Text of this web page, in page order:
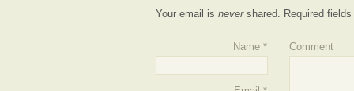
Your email isnevershared. Required
Name * Comment